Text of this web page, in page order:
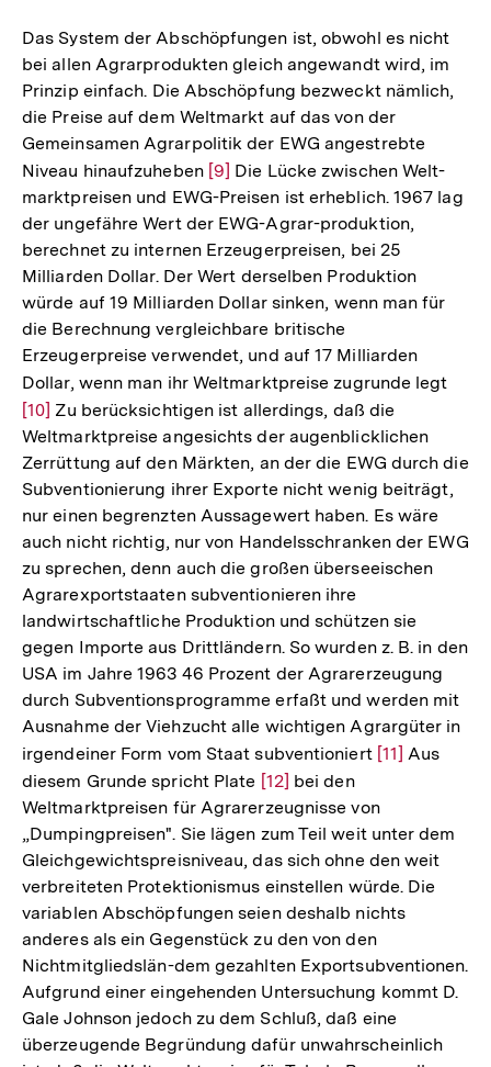
Das System der Abschöpfungen ist, obwohl es nicht
bei allen Agrarprodukten gleich angewandt wird, im
Prinzip einfach. Die Abschöpfung bezweckt nämlich,
die Preise auf dem Weltmarkt auf das von der
Gemeinsamen Agrarpolitik der EWG angestrebte
Niveau hinaufzuheben Zur
Auflösung
der
Fußnote
[9] Die Lücke zwischen Welt-
marktpreisen und EWG-Preisen ist erheblich. 1967 lag
der ungefähre Wert der EWG-Agrar-produktion,
berechnet zu internen Erzeugerpreisen, bei 25
Milliarden Dollar. Der Wert derselben Produktion
würde auf 19 Milliarden Dollar sinken, wenn man für
die Berechnung vergleichbare britische
Erzeugerpreise verwendet, und auf 17 Milliarden
Dollar, wenn man ihr Weltmarktpreise zugrunde legt
[10] Zu berücksichtigen ist allerdings, daß die
Weltmarktpreise angesichts der augenblicklichen
Zerrüttung auf den Märkten, an der die EWG durch die
Subventionierung ihrer Exporte nicht wenig beiträgt,
nur einen begrenzten Aussagewert haben. Es wäre
auch nicht richtig, nur von Handelsschranken der EWG
zu sprechen, denn auch die großen überseeischen
Agrarexportstaaten subventionieren ihre
landwirtschaftliche Produktion und schützen sie
gegen Importe aus Drittländern. So wurden z. B. in den
USA im Jahre 1963 46 Prozent der Agrarerzeugung
durch Subventionsprogramme erfaßt und werden mit
Ausnahme der Viehzucht alle wichtigen Agrargüter in
irgendeiner Form vom Staat subventioniert Zur
der
Fußnote
[11] Aus
diesem Grunde spricht Plate Zur
Auflösung
der
Fußnote
[12] bei den
Weltmarktpreisen für Agrarerzeugnisse von
„Dumpingpreisen". Sie lägen zum Teil weit unter dem
Gleichgewichtspreisniveau, das sich ohne den weit
verbreiteten Protektionismus einstellen würde. Die
variablen Abschöpfungen seien deshalb nichts
anderes als ein Gegenstück zu den von den
Nichtmitgliedslän-dem gezahlten Exportsubventionen.
Aufgrund einer eingehenden Untersuchung kommt D.
Gale Johnson jedoch zu dem Schluß, daß eine
überzeugende Begründung dafür unwahrscheinlich